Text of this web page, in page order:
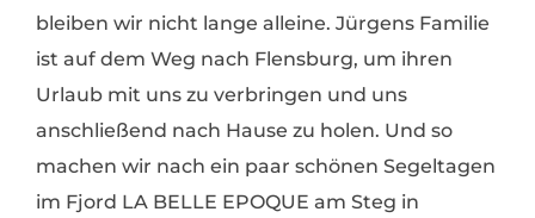
bleiben wir nicht lange alleine. Jürgens Familie
ist auf dem Weg nach Flensburg, um ihren
Urlaub mit uns zu verbringen und uns
anschließend nach Hause zu holen. Und so
machen wir nach ein paar schönen Segeltagen
im Fjord LA BELLE EPOQUE am Steg in